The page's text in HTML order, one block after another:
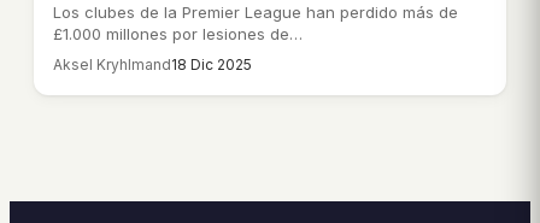
Los clubes de la Premier League han perdido más de
£1.000 millones por lesiones de…
Aksel Kryhlmand18 Dic 2025